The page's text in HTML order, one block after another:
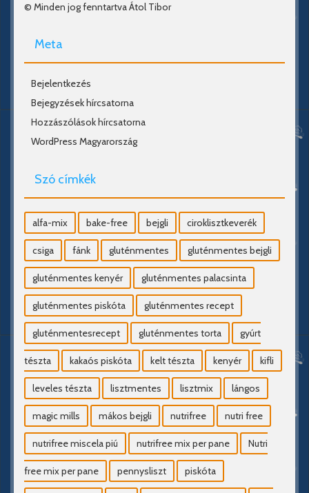
© Minden jog fenntartva Átol Tibor
Meta
Bejelentkezés
Bejegyzések hírcsatorna
Hozzászólások hírcsatorna
WordPress Magyarország
Szó címkék
alfa-mix bake-free bejgli ciroklisztkeverék
csiga fánk gluténmentes gluténmentes bejgli
gluténmentes kenyér gluténmentes palacsinta
gluténmentes piskóta gluténmentes recept
gluténmentesrecept gluténmentes torta gyúrt
tészta kakaós piskóta kelt tészta kenyér kifli
leveles tészta lisztmentes lisztmix lángos
magic mills mákos bejgli nutrifree nutri free
nutrifree miscela piú nutrifree mix per pane Nutri
free mix per pane pennysliszt piskóta